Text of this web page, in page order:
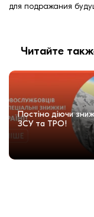
для подражания
Читайте
Постіно діючи
ЗСУ та ТРО!